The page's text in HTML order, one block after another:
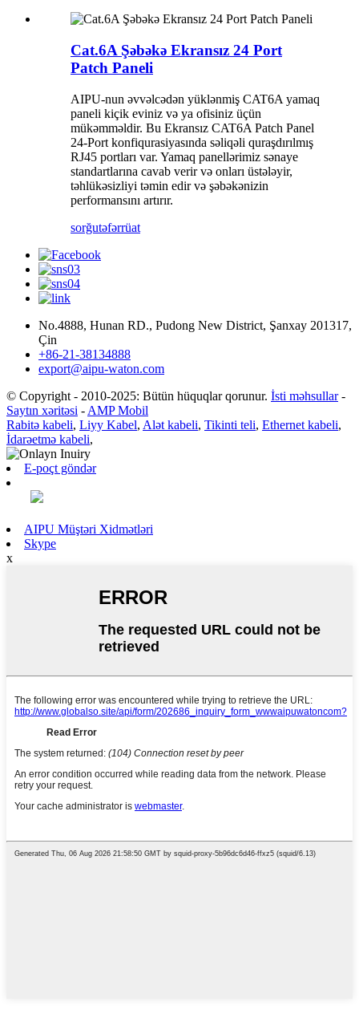
Cat.6A Şəbəkə Ekransız 24 Port
Patch Paneli
AIPU-nun əvvəlcədən yüklənmiş CAT6A yamaq
paneli kiçik eviniz və ya ofisiniz üçün
mükəmməldir. Bu Ekransız CAT6A Patch Panel
24-Port konfiqurasiyasında səliqəli quraşdırılmış
RJ45 portları var. Yamaq panellərimiz sənaye
standartlarına cavab verir və onları üstələyir,
təhlükəsizliyi təmin edir və şəbəkənizin
performansını artırır.
sorğutəfərrüat
No.4888, Hunan RD., Pudong New District, Şanxay 201317,
Çin
+86-21-38134888
export@aipu-waton.com
© Copyright - 2010-2025: Bütün hüquqlar qorunur. İsti məhsullar-
Saytın xəritəsi - AMP Mobil
Rabitə kabeli, Liyy Kabel, Alət kabeli, Tikinti teli, Ethernet kabeli,
İdarəetmə kabeli,
E-poçt göndər
AIPU Müştəri Xidmətləri
Skype
x